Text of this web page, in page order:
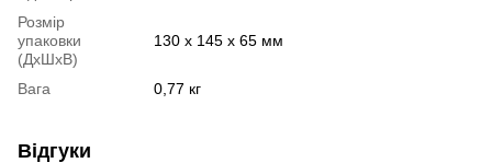
Розмір
упаковки
(ДхШхВ)
130 x 145 x 65 мм
Вага 0,77 кг
Відгуки